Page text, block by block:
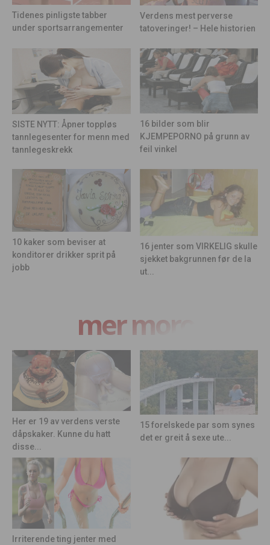
Tidenes pinligste tabber
under sportsarrangementer
Verdens mest perverse
tatoveringer! – Hele historien
SISTE NYTT: Åpner toppløs
tannlegesenter for menn med
tannlegeskrekk
16 bilder som blir
KJEMPEPORNO på grunn av
feil vinkel
10 kaker som beviser at
konditorer drikker sprit på
jobb
16 jenter som VIRKELIG skulle
sjekket bakgrunnen før de la
ut...
mer moro
Her er 19 av verdens verste
dåpskaker. Kunne du hatt
disse...
15 forelskede par som synes
det er greit å sexe ute...
Irriterende ting jenter med